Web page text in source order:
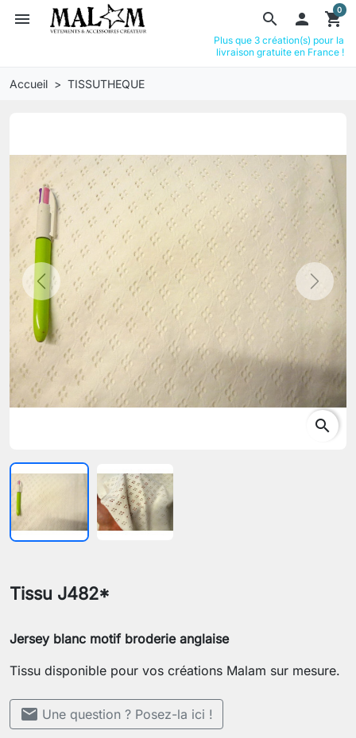
search
menu  shopping_cart
0
Plus que 3 création(s) pour la
livraison gratuite en France !
Accueil TISSUTHEQUE
Previous Next
search
Tissu J482*
Jersey blanc motif broderie anglaise
Tissu disponible pour vos créations Malam sur mesure.
mail Une question ? Posez-la ici !